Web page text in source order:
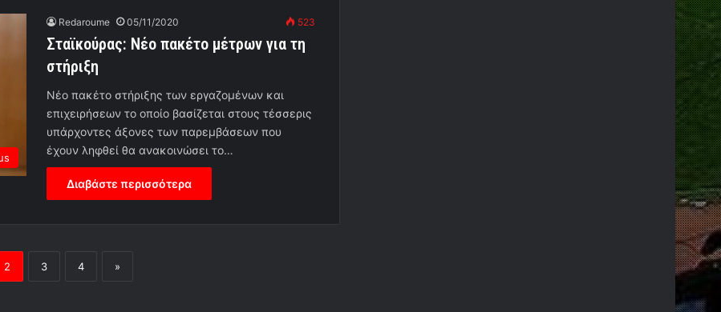
Redaroume 05/11/2020 523
Σταϊκούρας: Νέο πακέτο μέτρων για τη
στήριξη
Νέο πακέτο στήριξης των εργαζομένων και
επιχειρήσεων το οποίο βασίζεται στους τέσσερις
υπάρχοντες άξονες των παρεμβάσεων που
έχουν ληφθεί θα ανακοινώσει το…
Διαβάστε περισσότερα
2 3 4 »